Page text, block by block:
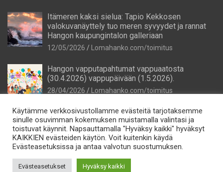
Itämeren kaksi sielua: Tapio Kekkosen
valokuvanäyttely tuo meren syvyydet ja rannat
Hangon kaupungintalon galleriaan
12/05/2026 Lomahanko.com/toimitus
Hangon vapputapahtumat vappuaatosta
(30.4.2026) vappupäivään (1.5.2026).
28/04/2026 Lomahanko.com/toimitus
Tietosuoja
Käytämme verkkosivustollamme evästeitä tarjotaksemme
sinulle osuvimman kokemuksen muistamalla valintasi ja
toistuvat käynnit. Napsauttamalla "Hyväksy kaikki" hyväksyt
KAIKKIEN evästeiden käytön. Voit kuitenkin käydä
Evästeasetuksissa ja antaa valvotun suostumuksen.
Evästeasetukset Hyväksy kaikki